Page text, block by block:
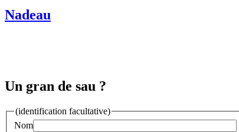
Nadeau
Un gran de sau ?
(identification facultative)
Nom